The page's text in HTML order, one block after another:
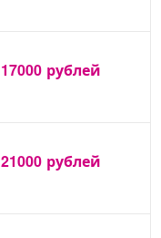
17000 рублей
21000 рублей